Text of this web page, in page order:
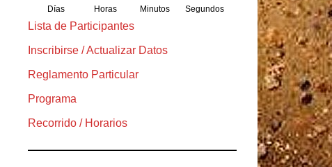
Días Horas Minutos Segundos
Lista de Participantes
Inscribirse / Actualizar Datos
Reglamento Particular
Programa
Recorrido / Horarios